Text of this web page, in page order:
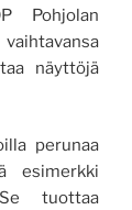
Pohjolan
näyttöjä
perunaa
esimerkki
Se tuottaa